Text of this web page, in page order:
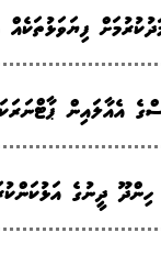
ފިޔަވަޅުތަކެއް
އެއާލައިން
ހިންދޫ ދީނުގެ